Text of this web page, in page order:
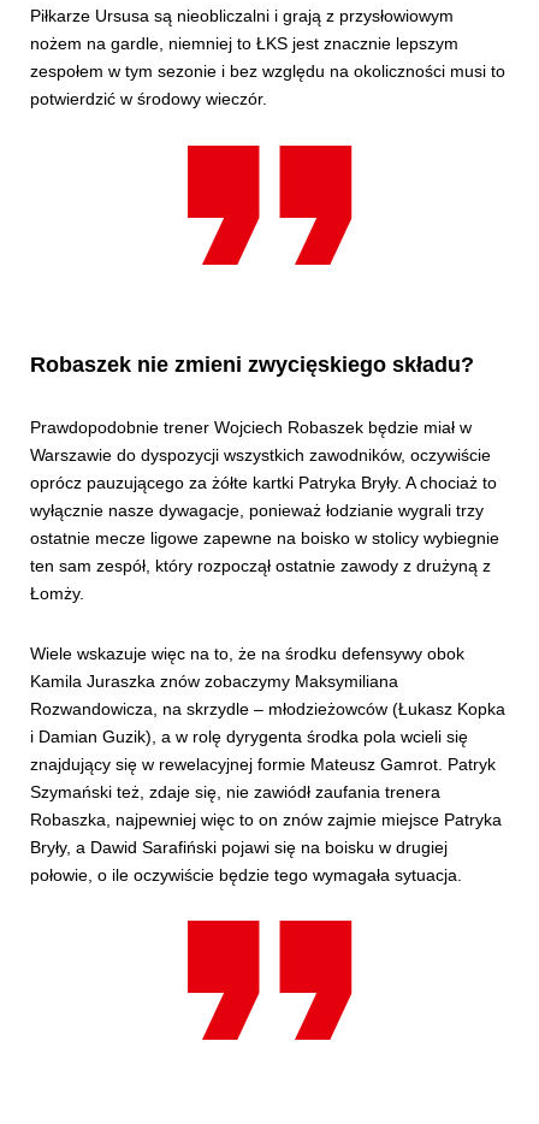
Piłkarze Ursusa są nieobliczalni i grają z przysłowiowym
nożem na gardle, niemniej to ŁKS jest znacznie lepszym
zespołem w tym sezonie i bez względu na okoliczności musi to
potwierdzić w środowy wieczór.
Robaszek nie zmieni zwycięskiego składu?
Prawdopodobnie trener Wojciech Robaszek będzie miał w
Warszawie do dyspozycji wszystkich zawodników, oczywiście
oprócz pauzującego za żółte kartki Patryka Bryły. A chociaż to
wyłącznie nasze dywagacje, ponieważ łodzianie wygrali trzy
ostatnie mecze ligowe zapewne na boisko w stolicy wybiegnie
ten sam zespół, który rozpoczął ostatnie zawody z drużyną z
Łomży.
Wiele wskazuje więc na to, że na środku defensywy obok
Kamila Juraszka znów zobaczymy Maksymiliana
Rozwandowicza, na skrzydle – młodzieżowców (Łukasz Kopka
i Damian Guzik), a w rolę dyrygenta środka pola wcieli się
znajdujący się w rewelacyjnej formie Mateusz Gamrot. Patryk
Szymański też, zdaje się, nie zawiódł zaufania trenera
Robaszka, najpewniej więc to on znów zajmie miejsce Patryka
Bryły, a Dawid Sarafiński pojawi się na boisku w drugiej
połowie, o ile oczywiście będzie tego wymagała sytuacja.